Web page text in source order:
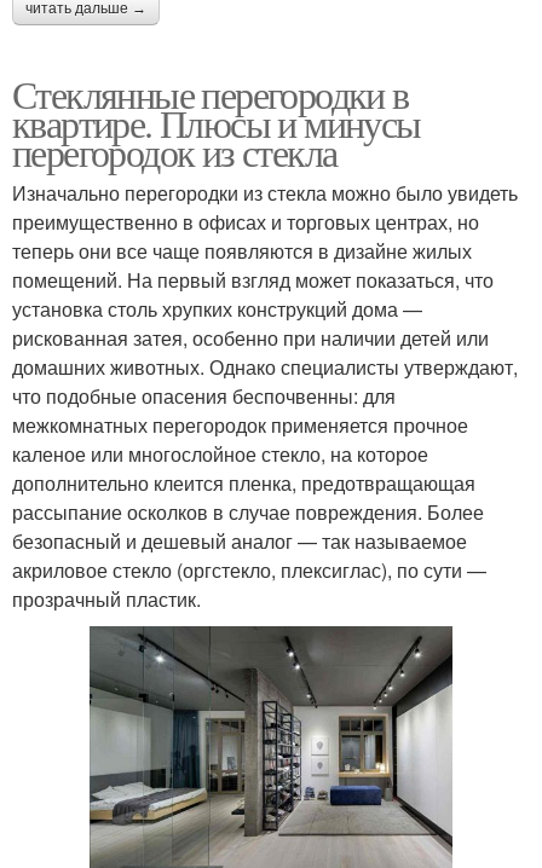
читать дальше →
Стеклянные перегородки в
квартире. Плюсы и минусы
перегородок из стекла
Изначально перегородки из стекла можно было увидеть
преимущественно в офисах и торговых центрах, но
теперь они все чаще появляются в дизайне жилых
помещений. На первый взгляд может показаться, что
установка столь хрупких конструкций дома —
рискованная затея, особенно при наличии детей или
домашних животных. Однако специалисты утверждают,
что подобные опасения беспочвенны: для
межкомнатных перегородок применяется прочное
каленое или многослойное стекло, на которое
дополнительно клеится пленка, предотвращающая
рассыпание осколков в случае повреждения. Более
безопасный и дешевый аналог — так называемое
акриловое стекло (оргстекло, плексиглас), по сути —
прозрачный пластик.